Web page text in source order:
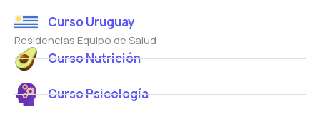
Curso Uruguay
Residencias Equipo de Salud
Curso Nutrición
Curso Psicología